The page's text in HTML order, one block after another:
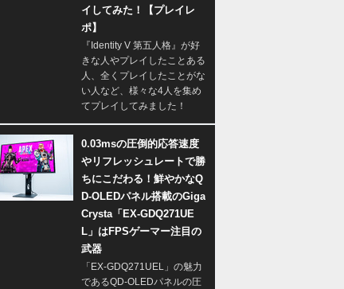
イしてみた！【プレイレ
ポ】
『Identity V 第五人格』が好
きな人やプレイしたことある
人、全くプレイしたことがな
い人など、様々な4人を集め
てプレイしてみました！
0.03msの圧倒的応答速度
やリフレッシュレートで勝
ちにこだわる！鮮やかなQ
D-OLEDパネル搭載のGiga
Crysta「EX-GDQ271UE
L」はFPSゲーマー注目の
武器
「EX-GDQ271UEL」の魅力
であるQD-OLEDパネルの圧